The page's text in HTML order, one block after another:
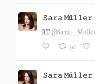
𝚂𝚊𝚛𝚊 𝙼ü𝚕𝚕𝚎𝚛
RT
30
𝚂𝚊𝚛𝚊 𝙼ü𝚕𝚕𝚎𝚛